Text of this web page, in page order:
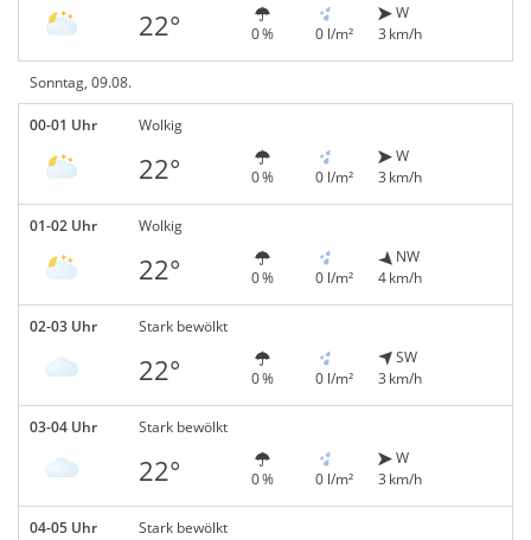
22° 0 % 0 l/m²
W
3 km/h
Sonntag, 09.08.
00-01 Uhr Wolkig
22° 0 % 0 l/m²
W
3 km/h
01-02 Uhr Wolkig
22° 0 % 0 l/m²
NW
4 km/h
02-03 Uhr Stark bewölkt
22° 0 % 0 l/m²
SW
3 km/h
03-04 Uhr Stark bewölkt
22° 0 % 0 l/m²
W
3 km/h
04-05 Uhr Stark bewölkt